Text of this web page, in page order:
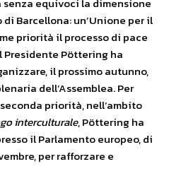
Barcellona: un’Unione per il
priorità il processo di pace
Pöttering ha
il prossimo autunno,
dell’Assemblea. Per
priorità, nell’ambito
interculturale, Pöttering ha
il Parlamento europeo, di
per rafforzare e